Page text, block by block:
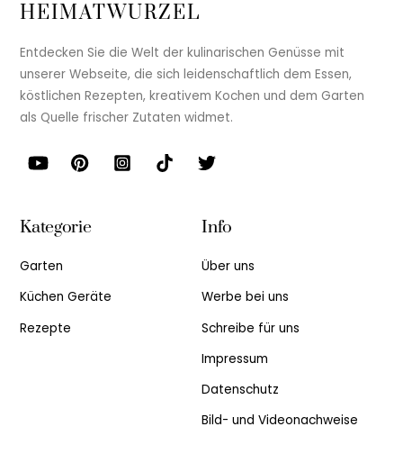
HEIMATWURZEL
Entdecken Sie die Welt der kulinarischen Genüsse mit
unserer Webseite, die sich leidenschaftlich dem Essen,
köstlichen Rezepten, kreativem Kochen und dem Garten
als Quelle frischer Zutaten widmet.
Kategorie
Garten
Küchen Geräte
Rezepte
Info
Über uns
Werbe bei uns
Schreibe für uns
Impressum
Datenschutz
Bild- und Videonachweise